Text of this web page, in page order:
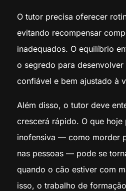
O tutor precisa oferecer
evitando recompensar
inadequados. O equilíbrio
o segredo para desenvolver
confiável e bem ajustado à
Além disso, o tutor deve
crescerá rápido. O que hoje
inofensiva — como morder
nas pessoas — pode se
quando o cão estiver com
isso, o trabalho de